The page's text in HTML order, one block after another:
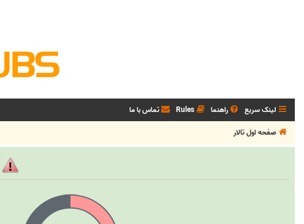
لینک سریع راهنما Rules تماس با ما
صفحه اول تالار